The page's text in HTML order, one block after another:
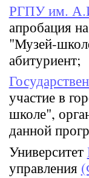
РГПУ им.
апробация
"Музей-
абитуриент;
участие в
школе",
данной
Университет
управления